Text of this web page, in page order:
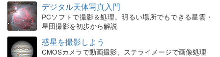
デジタル天体写真入門
PCソフトで撮影＆処理。明るい場所でもできる星雲・
星団撮影を初歩から解説
惑星を撮影しよう
CMOSカメラで動画撮影、ステライメージで画像処理